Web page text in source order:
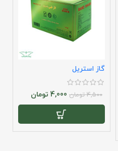
گاز استریل
4,500 تومان 4,000 تومان